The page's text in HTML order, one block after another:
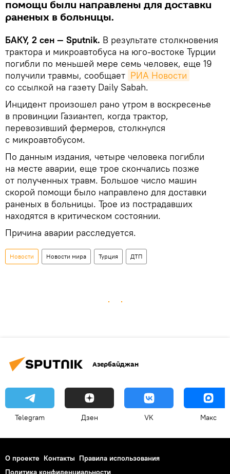
помощи были направлены для доставки
раненых в больницы.
БАКУ, 2 сен — Sputnik. В результате столкновения
трактора и микроавтобуса на юго-востоке Турции
погибли по меньшей мере семь человек, еще 19
получили травмы, сообщает РИА Новости
со ссылкой на газету Daily Sabah.
Инцидент произошел рано утром в воскресенье
в провинции Газиантеп, когда трактор,
перевозивший фермеров, столкнулся
с микроавтобусом.
По данным издания, четыре человека погибли
на месте аварии, еще трое скончались позже
от полученных травм. Большое число машин
скорой помощи было направлено для доставки
раненых в больницы. Трое из пострадавших
находятся в критическом состоянии.
Причина аварии расследуется.
Новости Новости мира Турция ДТП
Азербайджан
Telegram Дзен VK Макс
О проекте Контакты Правила использования
Политика конфиденциальности